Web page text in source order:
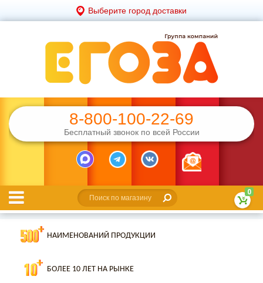
Выберите город доставки
8-800-100-22-69
Бесплатный звонок по всей России
0
НАИМЕНОВАНИЙ ПРОДУКЦИИ
БОЛЕЕ 10 ЛЕТ НА РЫНКЕ